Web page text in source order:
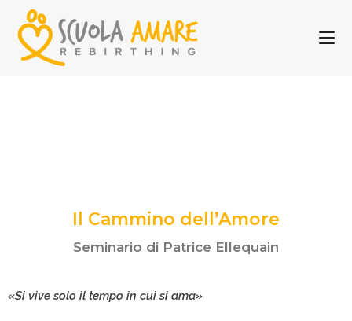
Il Cammino dell’Amore
Seminario di Patrice Ellequain​
«Si vive solo il tempo in cui si ama»